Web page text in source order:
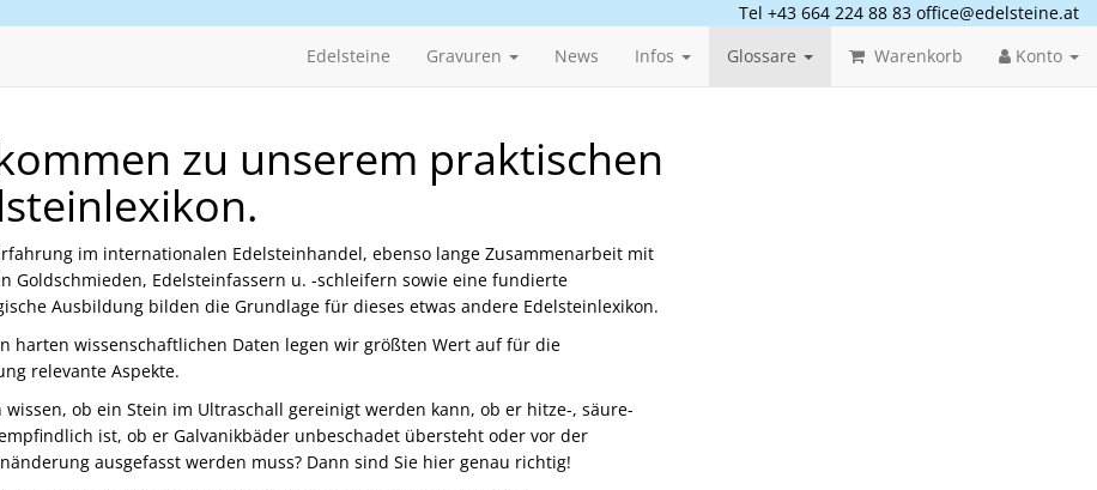
Tel +43 664 224 88 83 office@edelsteine.at
Edelsteine Gravuren News Infos Glossare Warenkorb Konto
zu unserem praktischen
im internationalen Edelsteinhandel, ebenso lange Zusammenarbeit mit
Goldschmieden, Edelsteinfassern u. -schleifern sowie eine fundierte
Ausbildung bilden die Grundlage für dieses etwas andere Edelsteinlexikon.
harten wissenschaftlichen Daten legen wir größten Wert auf für die
relevante Aspekte.
wissen, ob ein Stein im Ultraschall gereinigt werden kann, ob er hitze-, säure-
ist, ob er Galvanikbäder unbeschadet übersteht oder vor der
ausgefasst werden muss? Dann sind Sie hier genau richtig!